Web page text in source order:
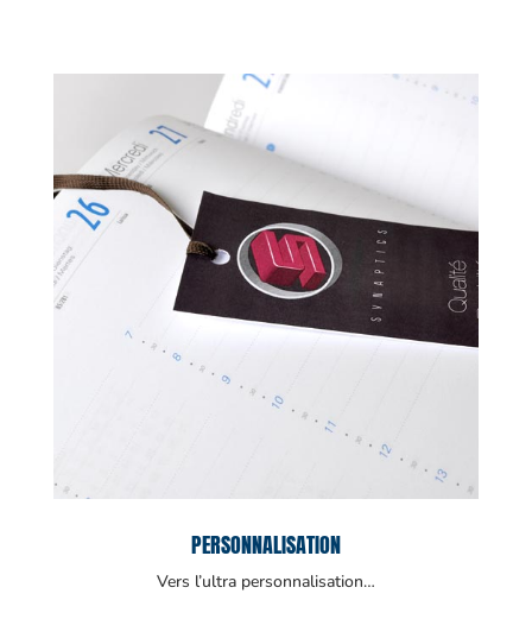
PERSONNALISATION
Vers l’ultra personnalisation…